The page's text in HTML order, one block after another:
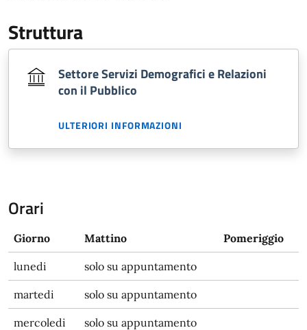
Struttura
Settore Servizi Demografici e Relazioni
con il Pubblico
ULTERIORI INFORMAZIONI
Orari
Giorno Mattino Pomeriggio
lunedi solo su appuntamento
martedi solo su appuntamento
mercoledi solo su appuntamento